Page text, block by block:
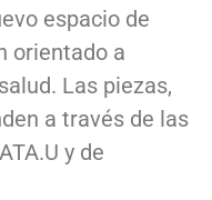
espacio de
orientado a
Las piezas,
a través de las
y de